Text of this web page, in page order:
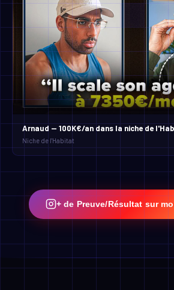
Arnaud — 100K€/an dans la niche de
Niche de l'Habitat
+ de Preuve/Résultat sur